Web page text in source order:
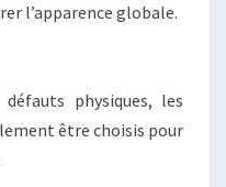
l’apparence globale.
physiques, les
être choisis pour